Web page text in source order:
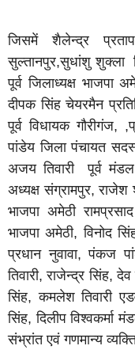
जिसमें शैलेन्द्र
सुल्तानपुर,सुधांशु शुक्ला
पूर्व जिलाध्यक्ष भाजपा
दीपक सिंह चेयरमैन
पूर्व विधायक गौरीगंज,
पांडेय जिला पंचायत
अजय तिवारी पूर्व
अध्यक्ष संग्रामपुर, राजेश
भाजपा अमेठी
भाजपा अमेठी, विनोद
प्रधान नुवावा, पंकज
तिवारी, राजेन्द्र सिंह,
सिंह, कमलेश तिवारी
सिंह, दिलीप विश्वकर्मा
संभ्रांत एवं गणमान्य